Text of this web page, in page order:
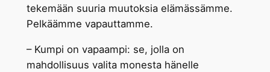
tekemään suuria muutoksia elämässämme.
Pelkäämme vapauttamme.
– Kumpi on vapaampi: se, jolla on
mahdollisuus valita monesta hänelle